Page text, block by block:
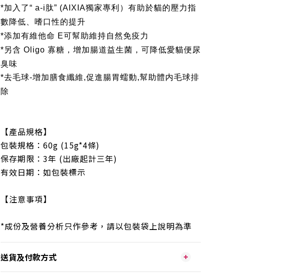
*加入了“ a-i肽” (AIXIA獨家專利）有助於貓的壓力指
數降低、嗜口性的提升
*添加有維他命 E可幫助維持自然免疫力
*另含 Oligo 寡糖，增加腸道益生菌，可降低愛貓便尿
臭味
*去毛球-增加膳食纖維,促進腸胃蠕動,幫助體内毛球排
除
【產品規格】
包裝規格：60g (15g*4條)
保存期限：3年 (出廠起計三年)
有效日期：如包裝標示
【注意事項】
*成份及營養分析只作參考，請以包裝袋上說明為準
送貨及付款方式